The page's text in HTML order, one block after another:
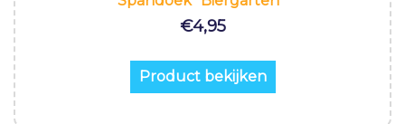
€4,95
Product bekijken